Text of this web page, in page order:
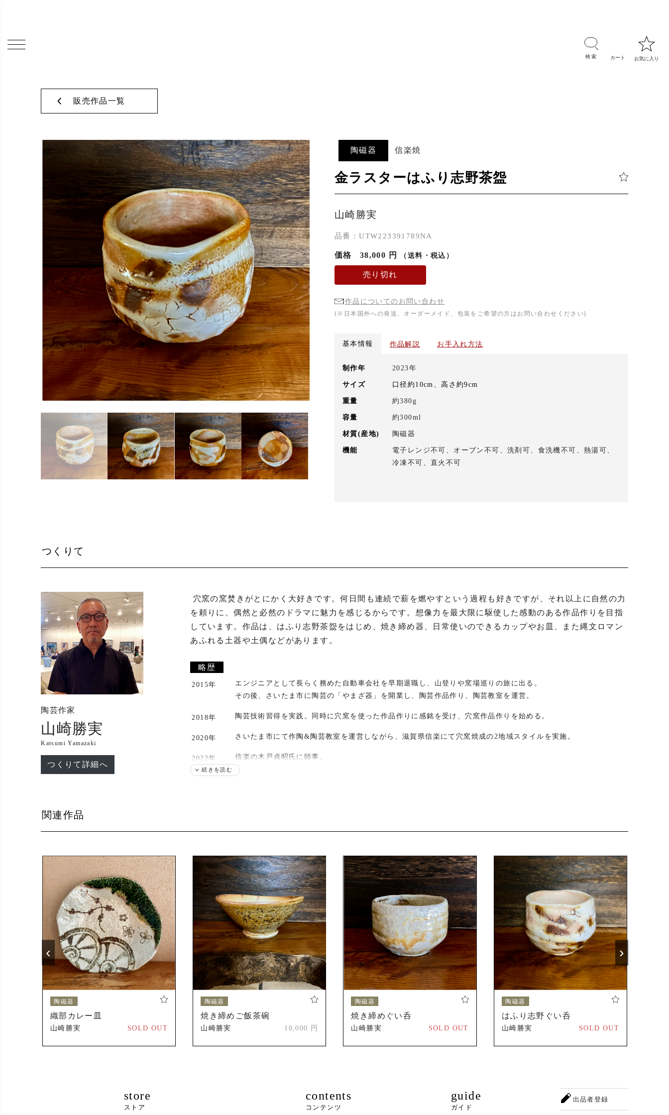
販売作品一覧
陶磁器 信楽焼
金ラスターはふり志野茶盌
山崎勝実
品番：UTW223391789NA
価格 38,000 円 （送料・税込）
売り切れ
作品についてのお問い合わせ
(※日本国外への発送、オーダーメイド、包装をご希望の方はお問い合わせください)
基本情報 作品解説 お手入れ方法
制作年 2023年
サイズ 口径約10cm、高さ約9cm
重量 約380g
容量 約300ml
材質(産地) 陶磁器
機能
電子レンジ不可、オーブン不可、洗剤可、食洗機不可、熱湯可、
冷凍不可、直火不可
つくりて
陶芸作家
山崎勝実
Katsumi Yamazaki
つくりて詳細へ
を頼りに、偶然と必然のドラマに魅力を感じるからです。想像力を最大限に駆使した感動のある作品作りを目指
しています。作品は、はふり志野茶盌をはじめ、焼き締め器、日常使いのできるカップやお皿、また縄文ロマン
あふれる土器や土偶などがあります。
略歴
2015年
エンジニアとして長らく務めた自動車会社を早期退職し、山登りや窯場巡りの旅に出る。
その後、さいたま市に陶芸の「やまざ器」を開業し、陶芸作品作り、陶芸教室を運営。
2018年 陶芸技術習得を実践。同時に穴窯を使った作品作りに感銘を受け、穴窯作品作りを始める。
2020年 さいたま市にて作陶&陶芸教室を運営しながら、滋賀県信楽にて穴窯焼成の2地域スタイルを実施。
2022年
信楽の木戸貞昭氏に師事。
信楽はふり窯で年4回の焼成。はふり志野茶盌や焼き締め器の製作開始。
出展歴
2020年 さいたま市近隣のショップで個展開始。
2024年 福岡、小倉、姫路、信楽、仙台など、各地の陶磁器フェアへの出展開始。
受賞歴
2023年 創造展(創造美術会)「シンリュウ賞」受賞(太古の蕾 ひらく)
2024年 第1回アジア国際美術交流展「日台韓芸術親善貢献賞」
続きを読む
関連作品
陶磁器
織部カレー皿
山崎勝実 SOLD OUT
陶磁器
焼き締めご飯茶碗
山崎勝実 10,000 円
陶磁器
焼き締めぐい呑
山崎勝実 SOLD OUT
陶磁器
はふり志野ぐい呑
山崎勝実 SOLD OUT
‹ ›
store
ストア
contents
コンテンツ
guide
ガイド
出品者登録